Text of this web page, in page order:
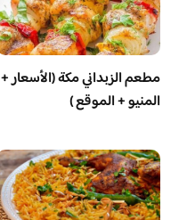
مطعم الزبداني مكة (الأسعار +
المنيو + الموقع )